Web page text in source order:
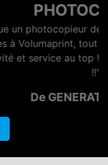
plusieurs
toujours bien passé,
vivement
OPTIQ